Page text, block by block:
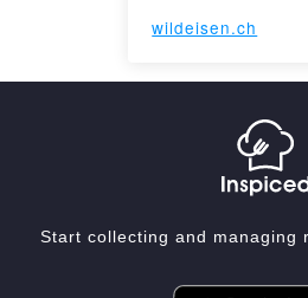
wildeisen.ch
Start collecting and managing